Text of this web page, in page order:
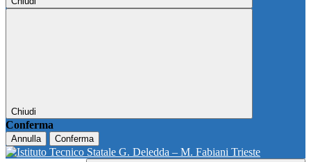
Chiudi
Conferma
Annulla Conferma